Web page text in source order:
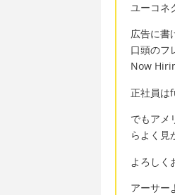
ユーコネ
広告に書
口頭の
Now
正社員は
でもアメ
らよく見
よろしく
アーサー